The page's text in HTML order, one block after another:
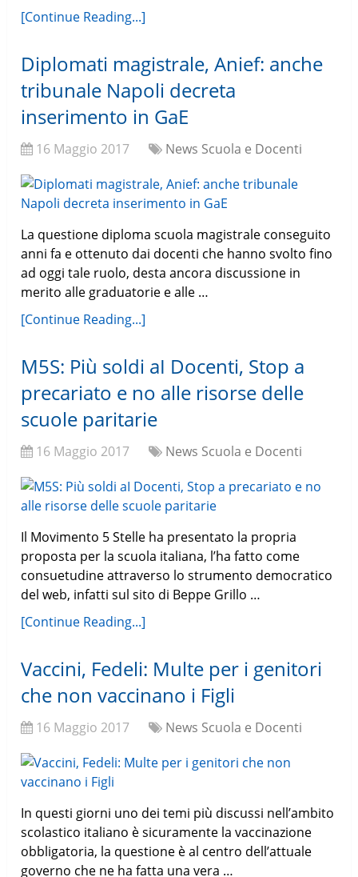
[Continue Reading...]
Diplomati magistrale, Anief: anche
tribunale Napoli decreta
inserimento in GaE
16 Maggio 2017 News Scuola e Docenti
La questione diploma scuola magistrale conseguito
anni fa e ottenuto dai docenti che hanno svolto fino
ad oggi tale ruolo, desta ancora discussione in
merito alle graduatorie e alle …
[Continue Reading...]
M5S: Più soldi aI Docenti, Stop a
precariato e no alle risorse delle
scuole paritarie
16 Maggio 2017 News Scuola e Docenti
Il Movimento 5 Stelle ha presentato la propria
proposta per la scuola italiana, l’ha fatto come
consuetudine attraverso lo strumento democratico
del web, infatti sul sito di Beppe Grillo …
[Continue Reading...]
Vaccini, Fedeli: Multe per i genitori
che non vaccinano i Figli
16 Maggio 2017 News Scuola e Docenti
In questi giorni uno dei temi più discussi nell’ambito
scolastico italiano è sicuramente la vaccinazione
obbligatoria, la questione è al centro dell’attuale
governo che ne ha fatta una vera …